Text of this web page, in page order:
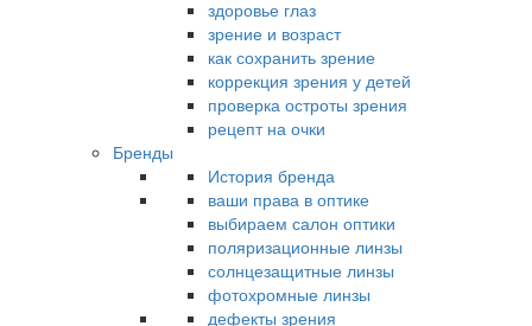
здоровье глаз
зрение и возраст
как сохранить зрение
коррекция зрения у детей
проверка остроты зрения
рецепт на очки
Бренды
История бренда
ваши права в оптике
выбираем салон оптики
поляризационные линзы
солнцезащитные линзы
фотохромные линзы
дефекты зрения